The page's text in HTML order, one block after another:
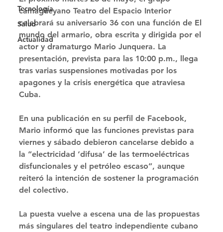
Tecnología
Salud
Actualidad
camagüeyano Teatro del Espacio Interior
celebrará su aniversario 36 con una función de El
mundo del armario, obra escrita y dirigida por el
actor y dramaturgo Mario Junquera. La
presentación, prevista para las 10:00 p.m., llega
tras varias suspensiones motivadas por los
apagones y la crisis energética que atraviesa
Cuba.
En una publicación en su perfil de Facebook,
Mario informó que las funciones previstas para
viernes y sábado debieron cancelarse debido a
la “electricidad ‘difusa’ de las termoeléctricas
disfuncionales y el petróleo escaso”, aunque
reiteró la intención de sostener la programación
del colectivo.
La puesta vuelve a escena una de las propuestas
más singulares del teatro independiente cubano